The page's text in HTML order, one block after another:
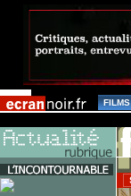
FILMS